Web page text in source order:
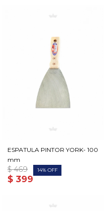
ESPATULA PINTOR YORK- 100
mm
$ 399
$ 469 14